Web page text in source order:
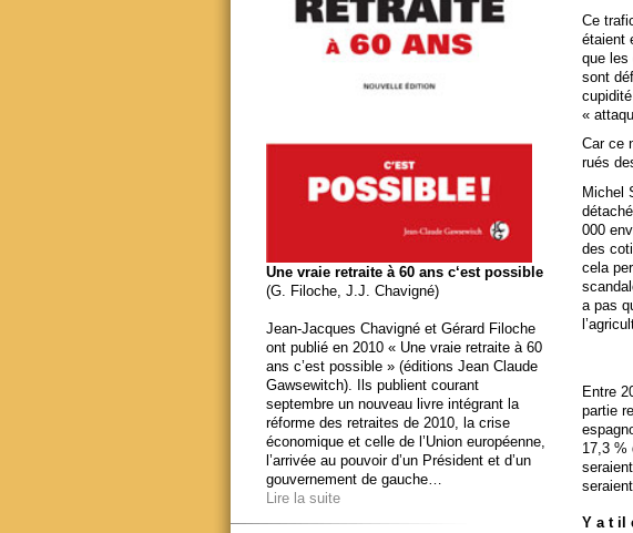
Ce
étaient
que les
sont
«
Car ce
rués
Michel
000
des
cela
a pas
Entre
partie
17,3 %
Y a t il
Une vraie retraite à 60 ans c‘est possible
(G. Filoche, J.J. Chavigné)
Jean-Jacques Chavigné et Gérard Filoche
ont publié en 2010 « Une vraie retraite à 60
ans c’est possible » (éditions Jean Claude
Gawsewitch). Ils publient courant
septembre un nouveau livre intégrant la
réforme des retraites de 2010, la crise
économique et celle de l’Union européenne,
l’arrivée au pouvoir d’un Président et d’un
gouvernement de gauche…
Lire la suite